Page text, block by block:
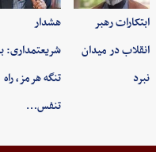
ابتکارات رهبر
انقلاب در میدان
نبرد
هشدار
شریعتمداری:
تنگه هرمز، راه
تنفس…